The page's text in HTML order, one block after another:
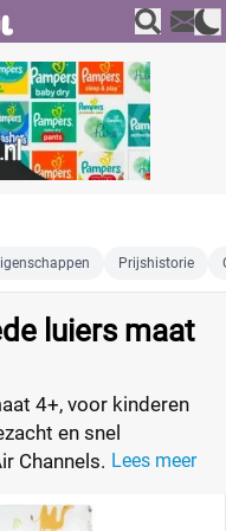
Prijshistorie
luiers maat
4+, voor kinderen
en snel
Channels. De
je kindje tot wel 12
Lees meer